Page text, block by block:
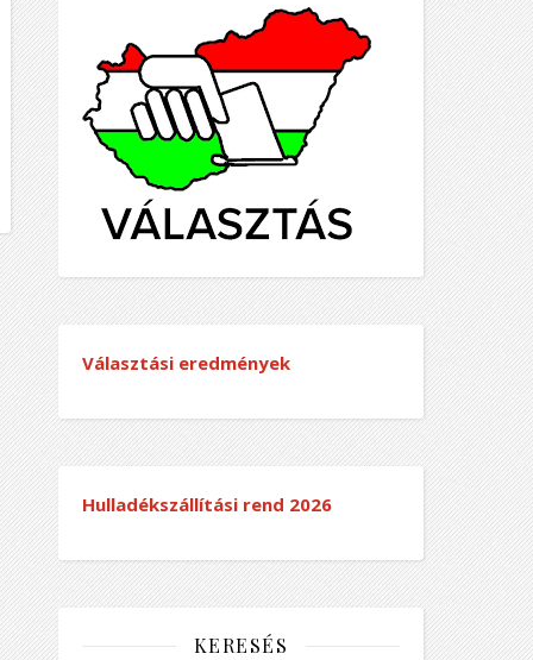
Választási eredmények
Hulladékszállítási rend 2026
KERESÉS